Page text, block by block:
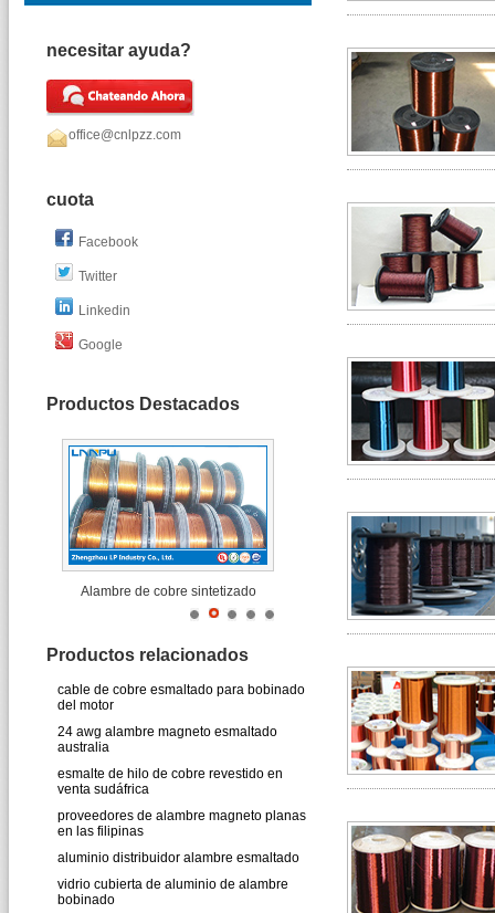
necesitar ayuda?
office@cnlpzz.com
cuota
Facebook
Twitter
Linkedin
Google
Productos Destacados
Alambre de cobre sintetizado
Productos relacionados
cable de cobre esmaltado para bobinado
del motor
24 awg alambre magneto esmaltado
australia
esmalte de hilo de cobre revestido en
venta sudáfrica
proveedores de alambre magneto planas
en las filipinas
aluminio distribuidor alambre esmaltado
vidrio cubierta de aluminio de alambre
bobinado